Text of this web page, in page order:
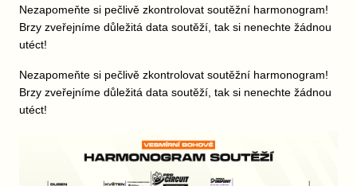
Nezapomeňte si pečlivě zkontrolovat soutěžní harmonogram!
Brzy zveřejníme důležitá data soutěží, tak si nenechte žádnou
utéct!
Nezapomeňte si pečlivě zkontrolovat soutěžní harmonogram!
Brzy zveřejníme důležitá data soutěží, tak si nenechte žádnou
utéct!